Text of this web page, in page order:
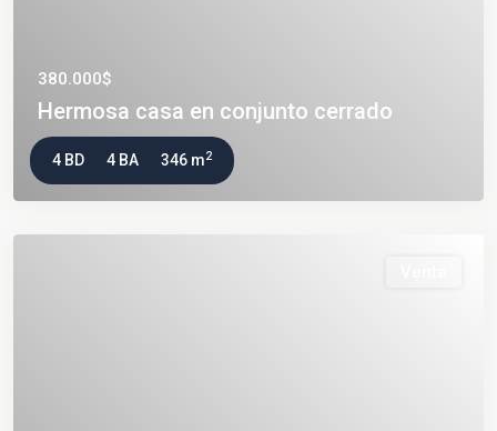
380.000$
Hermosa casa en conjunto cerrado
4 BD 4 BA 346 m2